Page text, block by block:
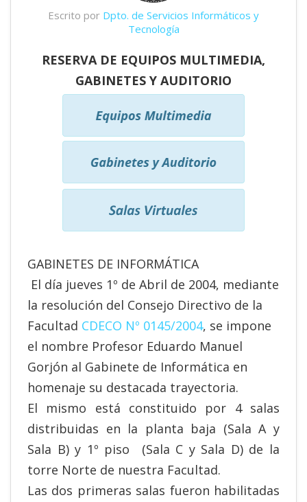
Escrito por Dpto. de Servicios Informáticos y
Tecnología
RESERVA DE EQUIPOS MULTIMEDIA,
GABINETES Y AUDITORIO
GABINETES DE INFORMÁTICA
El día jueves 1º de Abril de 2004, mediante
la resolución del Consejo Directivo de la
Facultad CDECO Nº 0145/2004, se impone
el nombre Profesor Eduardo Manuel
Gorjón al Gabinete de Informática en
homenaje su destacada trayectoria.
El mismo está constituido por 4 salas
distribuidas en la planta baja (Sala A y
Sala B) y 1º piso (Sala C y Sala D) de la
torre Norte de nuestra Facultad.
Las dos primeras salas fueron habilitadas